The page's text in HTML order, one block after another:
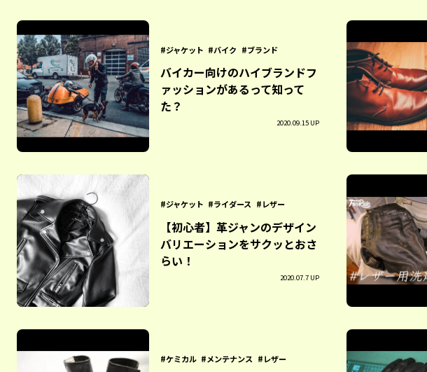
ジャケット バイク ブランド
バイカー向けのハイブランドフ
ァッションがあるって知って
た？
2020.09.15 UP
ジャケット ライダース レザー
【初心者】革ジャンのデザイン
バリエーションをサクッとおさ
らい！
2020.07.7 UP
ケミカル メンテナンス レザー